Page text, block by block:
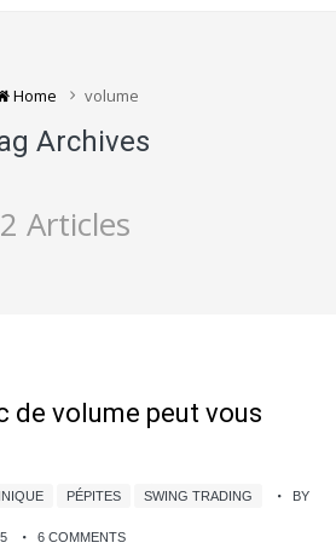
Home volume
Archives
2 Articles
de volume peut vous
PÉPITES SWING TRADING BY
6 COMMENTS